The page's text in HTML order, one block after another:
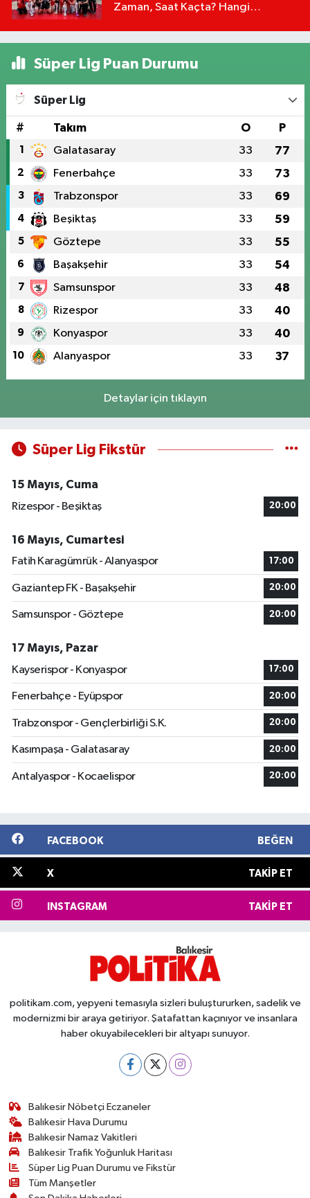
Zaman, Saat Kaçta? Hangi
Süper Lig Puan Durumu
Süper Lig
# Takım O P
1 Galatasaray 33 77
2 Fenerbahçe 33 73
3 Trabzonspor 33 69
4 Beşiktaş 33 59
5 Göztepe 33 55
6 Başakşehir 33 54
7 Samsunspor 33 48
8 Rizespor 33 40
9 Konyaspor 33 40
10 Alanyaspor 33 37
Detaylar için tıklayın
Süper Lig Fikstür
15 Mayıs, Cuma
Rizespor - Beşiktaş
20:00
16 Mayıs, Cumartesi
Fatih Karagümrük - Alanyaspor
17:00
Gaziantep FK - Başakşehir 20:00
Samsunspor - Göztepe 20:00
17 Mayıs, Pazar
Kayserispor - Konyaspor
17:00
Fenerbahçe - Eyüpspor 20:00
Trabzonspor - Gençlerbirliği S.K. 20:00
Kasımpaşa - Galatasaray 20:00
Antalyaspor - Kocaelispor 20:00
FACEBOOK BEĞEN
X TAKIP ET
INSTAGRAM TAKIP ET
politikam.com, yepyeni temasıyla sizleri buluştururken, sadelik ve
modernizmi bir araya getiriyor. Şatafattan kaçınıyor ve insanlara
haber okuyabilecekleri bir altyapı sunuyor.
Balıkesir Nöbetçi Eczaneler
Balıkesir Hava Durumu
Balıkesir Namaz Vakitleri
Balıkesir Trafik Yoğunluk Haritası
Süper Lig Puan Durumu ve Fikstür
Tüm Manşetler